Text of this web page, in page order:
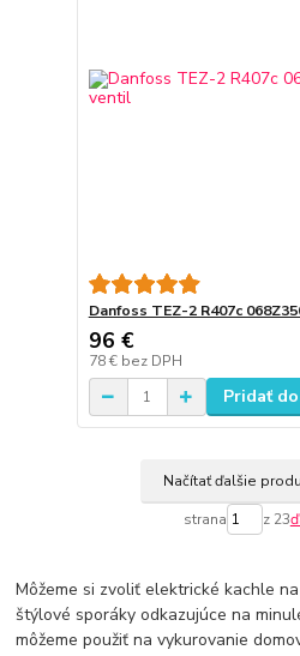
Danfoss TEZ-2 R407c
96 €
78 € bez DPH
Pridať
Načítať ďalšie
strana z 23
Môžeme si zvoliť elektrické kachle
štýlové sporáky odkazujúce na
môžeme použiť na vykurovanie